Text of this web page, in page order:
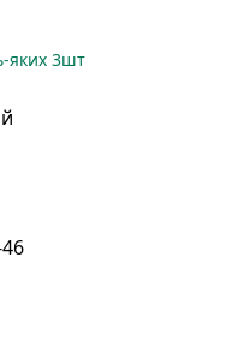
яких 3шт